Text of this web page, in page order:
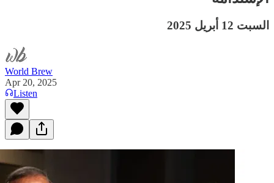
السبت 12 أبريل 2025
World Brew
Apr 20, 2025
Listen